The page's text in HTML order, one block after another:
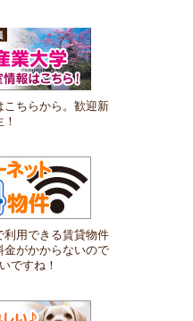
こちらから。歓迎新
利用できる賃貸物件
金がかからないので
ですね！